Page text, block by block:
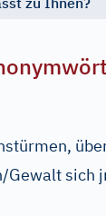
Gewalt sich